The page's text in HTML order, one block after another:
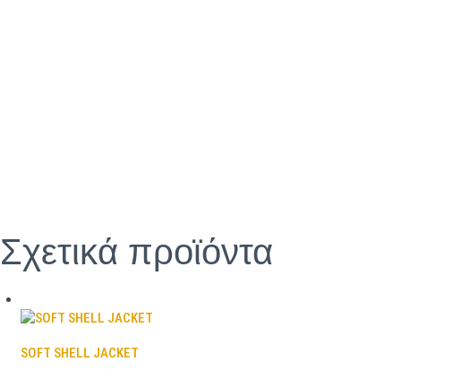
Σχετικά προϊόντα
SOFT SHELL JACKET